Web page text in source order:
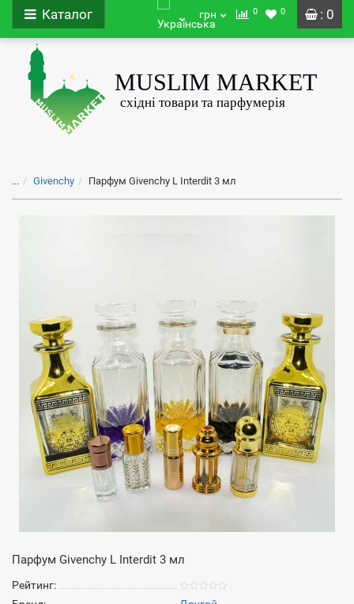
: 0
Каталог грн 0 0
... Givenchy Парфум Givenchy L Interdit 3 мл
Парфум Givenchy L Interdit 3 мл
Рейтинг: